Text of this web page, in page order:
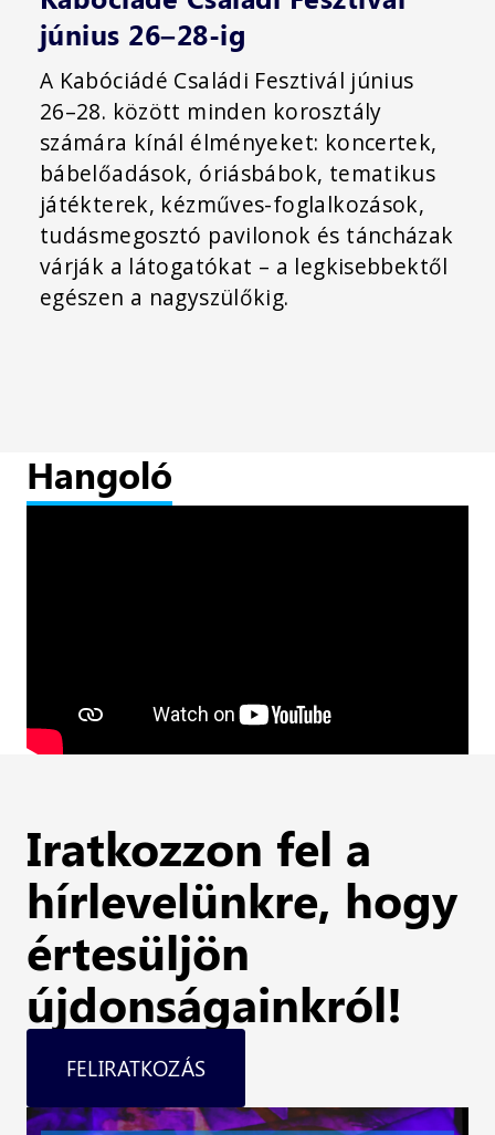
június 26–28-ig
A Kabóciádé Családi Fesztivál június
26–28. között minden korosztály
számára kínál élményeket: koncertek,
bábelőadások, óriásbábok, tematikus
játékterek, kézműves-foglalkozások,
tudásmegosztó pavilonok és táncházak
várják a látogatókat – a legkisebbektől
egészen a nagyszülőkig.
Hangoló
Iratkozzon fel a
hírlevelünkre, hogy
értesüljön
újdonságainkról!
FELIRATKOZÁS